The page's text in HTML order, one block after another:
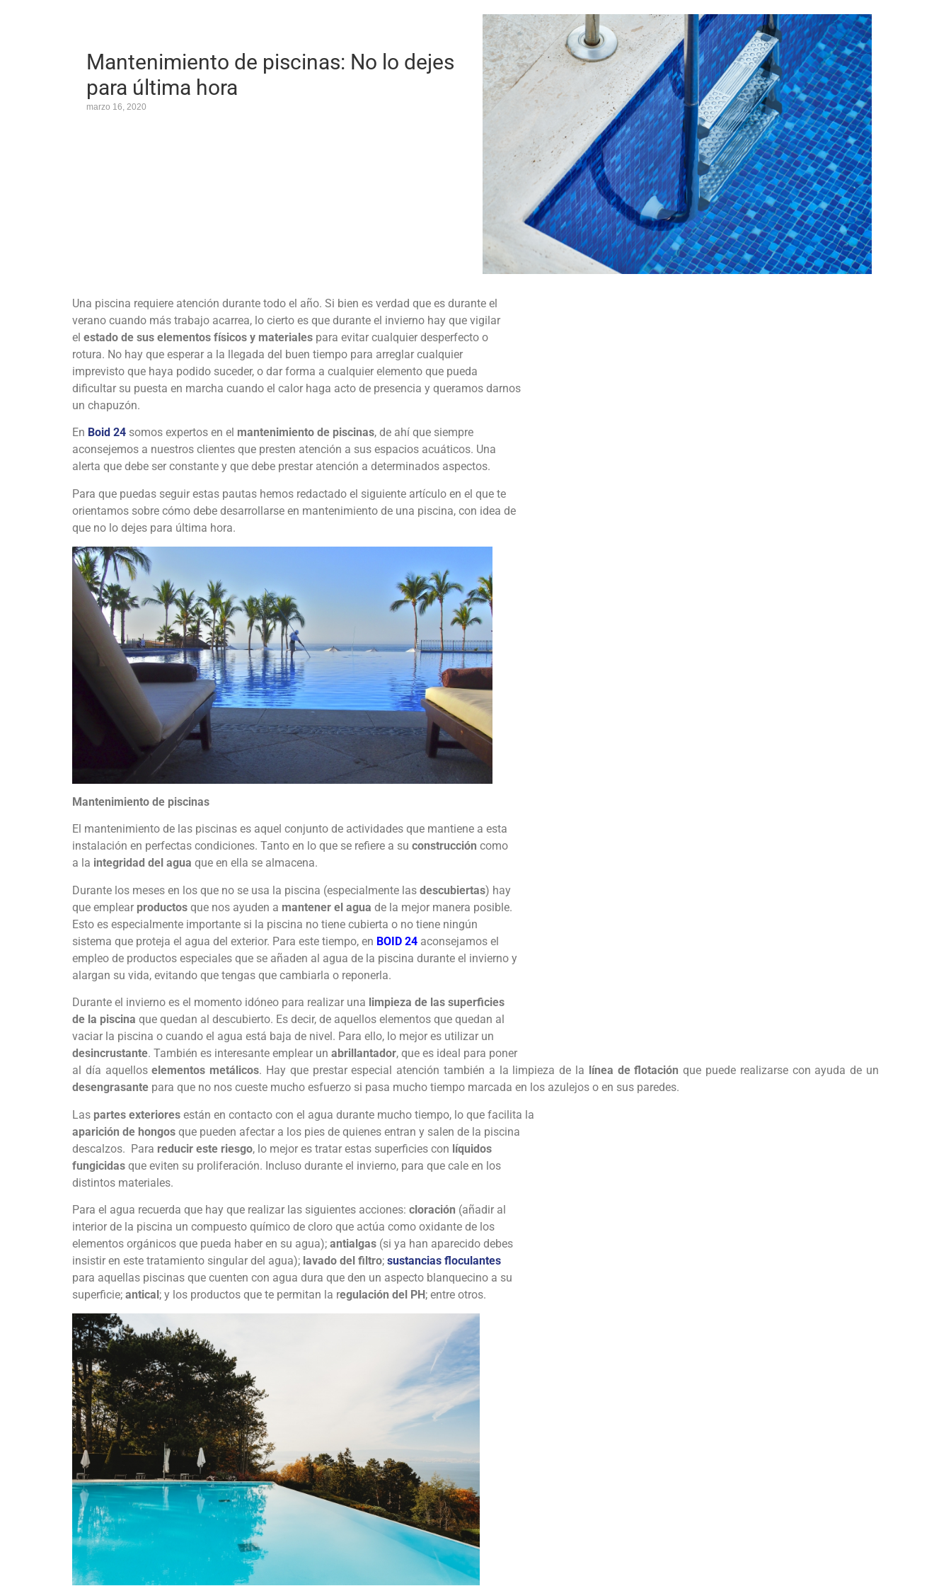
Mantenimiento de piscinas: No lo dejes
para última hora
marzo 16, 2020
Una piscina requiere atención durante todo el año. Si bien es verdad que es durante el
verano cuando más trabajo acarrea, lo cierto es que durante el invierno hay que vigilar
el estado de sus elementos físicos y materiales para evitar cualquier desperfecto o
rotura. No hay que esperar a la llegada del buen tiempo para arreglar cualquier
imprevisto que haya podido suceder, o dar forma a cualquier elemento que pueda
dificultar su puesta en marcha cuando el calor haga acto de presencia y queramos darnos
un chapuzón.
En Boid 24 somos expertos en el mantenimiento de piscinas, de ahí que siempre
aconsejemos a nuestros clientes que presten atención a sus espacios acuáticos. Una
alerta que debe ser constante y que debe prestar atención a determinados aspectos.
Para que puedas seguir estas pautas hemos redactado el siguiente artículo en el que te
orientamos sobre cómo debe desarrollarse en mantenimiento de una piscina, con idea de
que no lo dejes para última hora.
Mantenimiento de piscinas
El mantenimiento de las piscinas es aquel conjunto de actividades que mantiene a esta
instalación en perfectas condiciones. Tanto en lo que se refiere a su construcción como
a la integridad del agua que en ella se almacena.
Durante los meses en los que no se usa la piscina (especialmente las descubiertas) hay
que emplear productos que nos ayuden a mantener el agua de la mejor manera posible.
Esto es especialmente importante si la piscina no tiene cubierta o no tiene ningún
sistema que proteja el agua del exterior. Para este tiempo, en BOID 24 aconsejamos el
empleo de productos especiales que se añaden al agua de la piscina durante el invierno y
alargan su vida, evitando que tengas que cambiarla o reponerla.
Durante el invierno es el momento idóneo para realizar una limpieza de las superficies
de la piscina que quedan al descubierto. Es decir, de aquellos elementos que quedan al
vaciar la piscina o cuando el agua está baja de nivel. Para ello, lo mejor es utilizar un
desincrustante. También es interesante emplear un abrillantador, que es ideal para poner
al día aquelloselementos metálicos. Hay que prestar especial atención también a la limpieza de la línea de flotación que puede realizarse con ayuda de un
desengrasante para que no nos cueste mucho esfuerzo si pasa mucho tiempo marcada en los azulejos o en sus paredes.
Las partes exteriores están en contacto con el agua durante mucho tiempo, lo que facilita la
aparición de hongos que pueden afectar a los pies de quienes entran y salen de la piscina
descalzos. Para reducir este riesgo, lo mejor es tratar estas superficies con líquidos
fungicidas que eviten su proliferación. Incluso durante el invierno, para que cale en los
distintos materiales.
Para el agua recuerda que hay que realizar las siguientes acciones: cloración (añadir al
interior de la piscina un compuesto químico de cloro que actúa como oxidante de los
elementos orgánicos que pueda haber en su agua); antialgas (si ya han aparecido debes
insistir en este tratamiento singular del agua); lavado del filtro; sustancias floculantes
para aquellas piscinas que cuenten con agua dura que den un aspecto blanquecino a su
superficie; antical; y los productos que te permitan la regulación del PH; entre otros.